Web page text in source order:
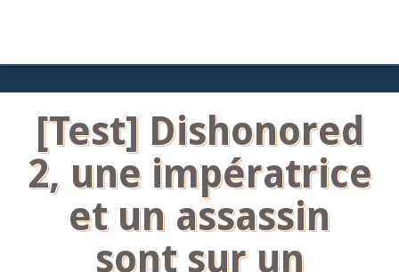
[Test] Dishonored
2, une impératrice
et un assassin
sont sur un